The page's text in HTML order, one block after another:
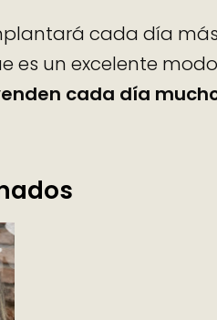
cada día
es un excelente
cada día